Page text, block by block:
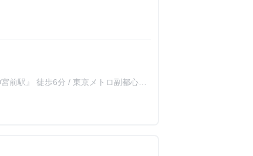
前駅』 徒歩6分 / 東京メトロ副都心線